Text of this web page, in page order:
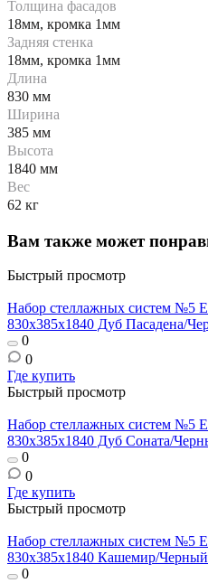
Толщина фасадов
18мм, кромка 1мм
Задняя стенка
18мм, кромка 1мм
Длина
830 мм
Ширина
385 мм
Высота
1840 мм
Вес
62 кг
Вам также может
Быстрый просмотр
Набор стеллажных систем №5
830x385x1840 Дуб Пасадена/
0
0
Где купить
Быстрый просмотр
Набор стеллажных систем №5
830x385x1840 Дуб Соната/
0
0
Где купить
Быстрый просмотр
Набор стеллажных систем №5
830x385x1840 Кашемир/Черный
0